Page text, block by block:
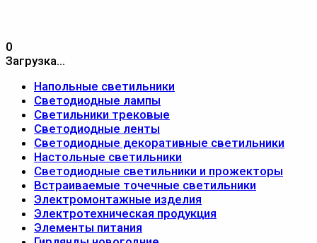
0
Загрузка...
Напольные светильники
Светодиодные лампы
Светильники трековые
Светодиодные ленты
Светодиодные декоративные светильники
Настольные светильники
Светодиодные светильники и прожекторы
Встраиваемые точечные светильники
Электромонтажные изделия
Электротехническая продукция
Элементы питания